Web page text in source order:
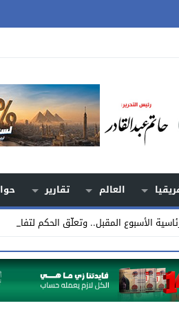
العالم تقارير
الأسبوع المقبل.. وتعلّق الحكم لتفادي